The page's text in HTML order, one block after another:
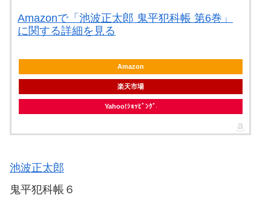
Amazonで「池波正太郎 鬼平犯科帳 第6巻」
に関する詳細を見る
Amazon
楽天市場
Yahoo!ｼｮｯﾋﾟﾝｸﾞ
池波正太郎
鬼平犯科帳６